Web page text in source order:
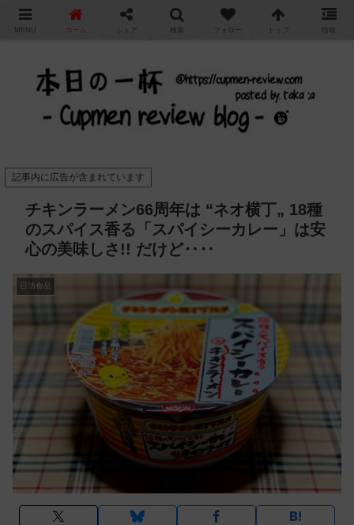
カップ麺の新商品をレビュー / アレンジするブログ
記事内に広告が含まれています
チキンラーメン66周年は “ネオ横丁„ 18種
のスパイス香る「スパイシーカレー」は安
心の美味しさ!! だけど‥‥
日清食品
MENU ホーム シェア 検索 フォロー トップ 情報